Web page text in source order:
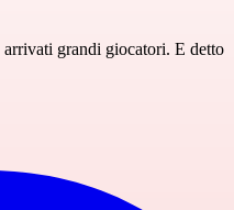
grandi giocatori. E detto